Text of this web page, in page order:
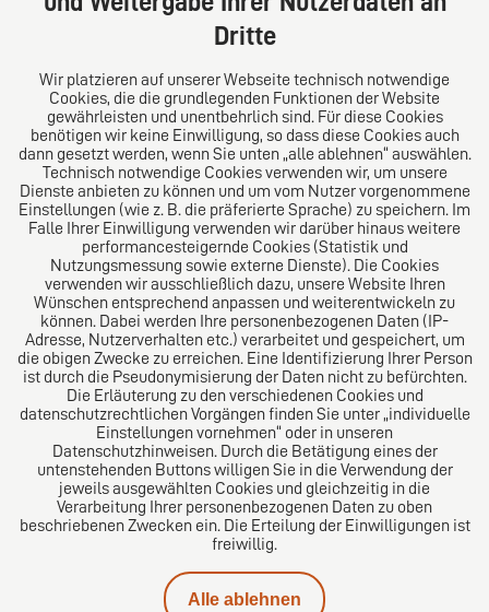
Tel: +49 (0) 40 41352231
Über uns
Das Kanzlei-Vertrauensnetzwerk. Aus Europa für die
Welt. Für den erfolgreichen Mittelstand.
Folgen Sie uns auf
Das europäische Kanzlei-Netzwerk
Dritte
Wir platzieren auf unserer Webseite technisch notwendige
Cookies, die die grundlegenden Funktionen der Website
gewährleisten und unentbehrlich sind. Für diese Cookies
benötigen wir keine Einwilligung, so dass diese Cookies auch
dann gesetzt werden, wenn Sie unten „alle ablehnen“ auswählen.
Technisch notwendige Cookies verwenden wir, um unsere
Dienste anbieten zu können und um vom Nutzer vorgenommene
Einstellungen (wie z. B. die präferierte Sprache) zu speichern. Im
Falle Ihrer Einwilligung verwenden wir darüber hinaus weitere
performancesteigernde Cookies (Statistik und
Nutzungsmessung sowie externe Dienste). Die Cookies
verwenden wir ausschließlich dazu, unsere Website Ihren
Wünschen entsprechend anpassen und weiterentwickeln zu
können. Dabei werden Ihre personenbezogenen Daten (IP-
Adresse, Nutzerverhalten etc.) verarbeitet und gespeichert, um
die obigen Zwecke zu erreichen. Eine Identifizierung Ihrer Person
ist durch die Pseudonymisierung der Daten nicht zu befürchten.
Die Erläuterung zu den verschiedenen Cookies und
datenschutzrechtlichen Vorgängen finden Sie unter „individuelle
Einstellungen vornehmen“ oder in unseren
Datenschutzhinweisen. Durch die Betätigung eines der
untenstehenden Buttons willigen Sie in die Verwendung der
jeweils ausgewählten Cookies und gleichzeitig in die
Verarbeitung Ihrer personenbezogenen Daten zu oben
beschriebenen Zwecken ein. Die Erteilung der Einwilligungen ist
freiwillig.
Alle ablehnen